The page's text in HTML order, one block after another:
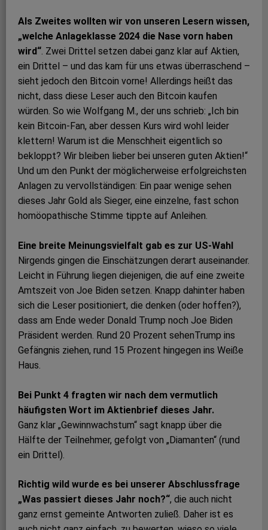
Als Zweites wollten wir von unseren Lesern wissen,
„welche Anlageklasse 2024 die Nase vorn haben
wird“. Zwei Drittel setzen dabei ganz klar auf Aktien,
ein Drittel – und das kam für uns etwas überraschend –
sieht jedoch den Bitcoin vorne! Allerdings heißt das
nicht, dass diese Leser auch den Bitcoin kaufen
würden. So wie Wolfgang M., der uns schrieb: „Ich bin
kein Bitcoin-Fan, aber dessen Kurs wird wohl leider
klettern! Warum ist die Menschheit eigentlich so
bekloppt? Wir bleiben lieber bei unseren guten Aktien!“
Und um den Punkt der möglicherweise erfolgreichsten
Anlagen zu vervollständigen: Ein paar wenige sehen
dieses Jahr Gold als Sieger, eine einzelne, fast schon
homöopathische Stimme tippte auf Anleihen.
Eine breite Meinungsvielfalt gab es zur US-Wahl
Nirgends gingen die Einschätzungen derart auseinander.
Leicht in Führung liegen diejenigen, die auf eine zweite
Amtszeit von Joe Biden setzen. Knapp dahinter haben
sich die Leser positioniert, die denken (oder hoffen?),
dass am Ende weder Donald Trump noch Joe Biden
Präsident werden. Rund 20 Prozent sehenTrump ins
Gefängnis ziehen, rund 15 Prozent hingegen ins Weiße
Haus.
Bei Punkt 4 fragten wir nach dem vermutlich
häufigsten Wort im Aktienbrief dieses Jahr.
Ganz klar „Gewinnwachstum“ sagt knapp über die
Hälfte der Teilnehmer, gefolgt von „Diamanten“ (rund
ein Drittel).
Richtig wild wurde es bei unserer Abschlussfrage
„Was passiert dieses Jahr noch?“, die auch nicht
ganz ernst gemeinte Antworten zuließ. Daher ist es